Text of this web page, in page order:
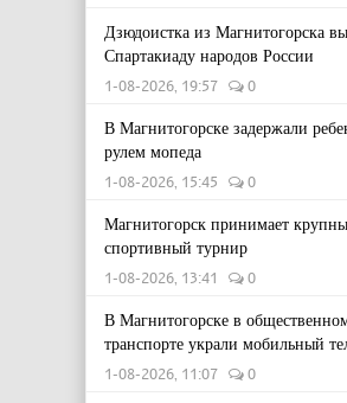
Дзюдоистка из Магнитогорска
Спартакиаду народов России
1-08-2026, 19:57 0
В Магнитогорске задержали
рулем мопеда
1-08-2026, 15:45 0
Магнитогорск принимает
спортивный турнир
1-08-2026, 13:41 0
В Магнитогорске в
транспорте украли мобильный
1-08-2026, 11:07 0